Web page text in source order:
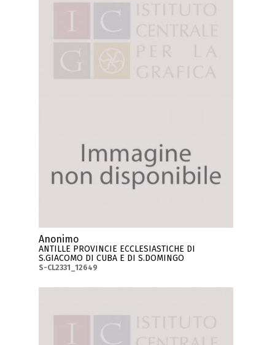
Anonimo
ANTILLE PROVINCIE ECCLESIASTICHE DI
S.GIACOMO DI CUBA E DI S.DOMINGO
S-CL2331_12649